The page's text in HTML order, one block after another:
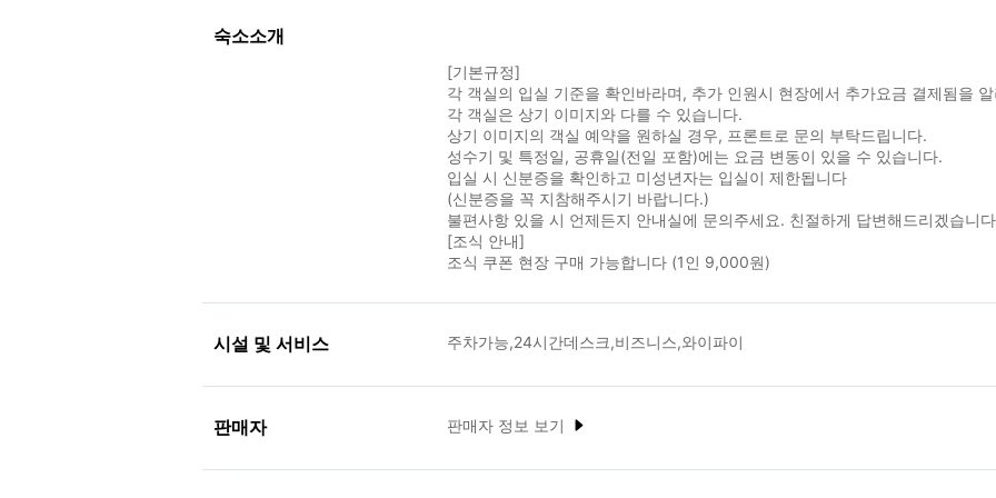
숙소소개
[기본규정]
각 객실의 입실 기준을 확인바라며, 추가 인원시 현장에서 추가요금 결제됨을
각 객실은 상기 이미지와 다를 수 있습니다.
상기 이미지의 객실 예약을 원하실 경우, 프론트로 문의 부탁드립니다.
성수기 및 특정일, 공휴일(전일 포함)에는 요금 변동이 있을 수 있습니다.
입실 시 신분증을 확인하고 미성년자는 입실이 제한됩니다
(신분증을 꼭 지참해주시기 바랍니다.)
불편사항 있을 시 언제든지 안내실에 문의주세요. 친절하게 답변해드리겠습니
[조식 안내]
조식 쿠폰 현장 구매 가능합니다 (1인 9,000원)
시설 및 서비스 주차가능,24시간데스크,비즈니스,와이파이
판매자 판매자 정보 보기